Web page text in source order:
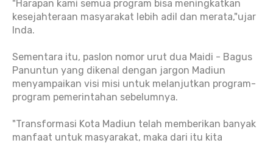
"Harapan kami semua program bisa meningkatkan
kesejahteraan masyarakat lebih adil dan merata,"ujar
Inda.
Sementara itu, paslon nomor urut dua Maidi - Bagus
Panuntun yang dikenal dengan jargon Madiun
menyampaikan visi misi untuk melanjutkan program-
program pemerintahan sebelumnya.
"Transformasi Kota Madiun telah memberikan banyak
manfaat untuk masyarakat, maka dari itu kita